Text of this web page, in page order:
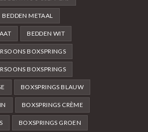
BEDDEN METAAL
BEDDEN WIT
BOXSPRINGS
BOXSPRINGS
BOXSPRINGS BLAUW
BOXSPRINGS CRÈME
BOXSPRINGS GROEN